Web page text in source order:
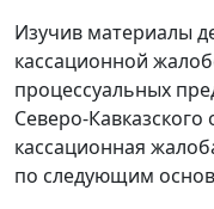
Изучив материалы
кассационной
процессуальных
Северо-Кавказского
кассационная
по следующим